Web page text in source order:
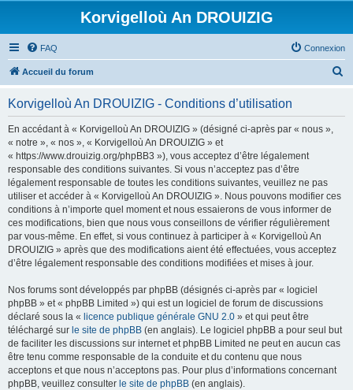
Korvigelloù An DROUIZIG
FAQ Connexion
Accueil du forum
Korvigelloù An DROUIZIG - Conditions d’utilisation
En accédant à « Korvigelloù An DROUIZIG » (désigné ci-après par « nous »,
« notre », « nos », « Korvigelloù An DROUIZIG » et
« https://www.drouizig.org/phpBB3 »), vous acceptez d’être légalement
responsable des conditions suivantes. Si vous n’acceptez pas d’être
légalement responsable de toutes les conditions suivantes, veuillez ne pas
utiliser et accéder à « Korvigelloù An DROUIZIG ». Nous pouvons modifier ces
conditions à n’importe quel moment et nous essaierons de vous informer de
ces modifications, bien que nous vous conseillons de vérifier régulièrement
par vous-même. En effet, si vous continuez à participer à « Korvigelloù An
DROUIZIG » après que des modifications aient été effectuées, vous acceptez
d’être légalement responsable des conditions modifiées et mises à jour.
Nos forums sont développés par phpBB (désignés ci-après par « logiciel
phpBB » et « phpBB Limited ») qui est un logiciel de forum de discussions
déclaré sous la « licence publique générale GNU 2.0 » et qui peut être
téléchargé sur le site de phpBB (en anglais). Le logiciel phpBB a pour seul but
de faciliter les discussions sur internet et phpBB Limited ne peut en aucun cas
être tenu comme responsable de la conduite et du contenu que nous
acceptons et que nous n’acceptons pas. Pour plus d’informations concernant
phpBB, veuillez consulter le site de phpBB (en anglais).